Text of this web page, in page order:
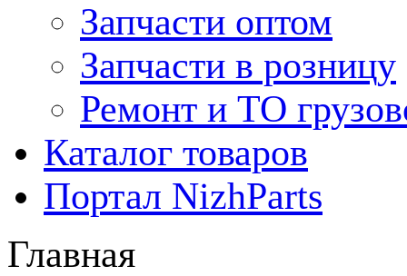
Запчасти оптом
Запчасти в розницу
Ремонт и ТО
Каталог товаров
Портал NizhParts
Главная